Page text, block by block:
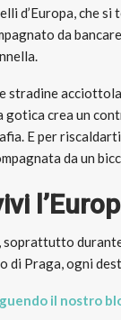
d’Europa, che
da
stradine
gotica crea un
E per
da un
di Praga, ogni
il nostro